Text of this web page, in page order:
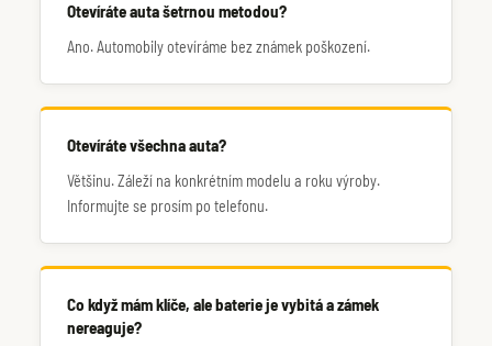
Otevíráte auta šetrnou metodou?
Ano. Automobily otevíráme bez známek poškození.
Otevíráte všechna auta?
Většinu. Záleží na konkrétním modelu a roku výroby.
Informujte se prosím po telefonu.
Co když mám klíče, ale baterie je vybitá a zámek
nereaguje?